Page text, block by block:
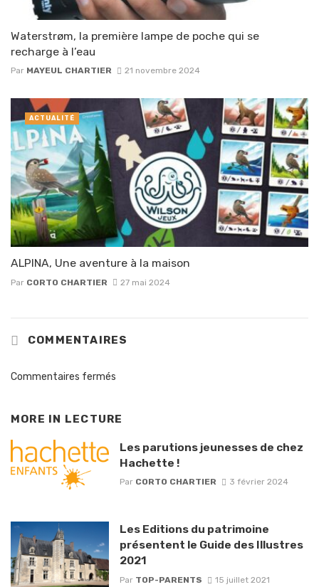
Waterstrøm, la première lampe de poche qui se
recharge à l’eau
Par MAYEUL CHARTIER 21 novembre 2024
ALPINA, Une aventure à la maison
Par CORTO CHARTIER 27 mai 2024
ACTUALITÉ
COMMENTAIRES
Commentaires fermés
MORE IN LECTURE
Les parutions jeunesses de chez
Hachette !
Par CORTO CHARTIER 3 février 2024
Les Editions du patrimoine
présentent le Guide des Illustres
2021
Par TOP-PARENTS 15 juillet 2021